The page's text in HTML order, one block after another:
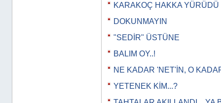
KARAKOÇ HAKKA YÜRÜDÜ
DOKUNMAYIN
"SEDİR" ÜSTÜNE
BALIM OY..!
NE KADAR 'NET'İN, O
YETENEK KİM...?